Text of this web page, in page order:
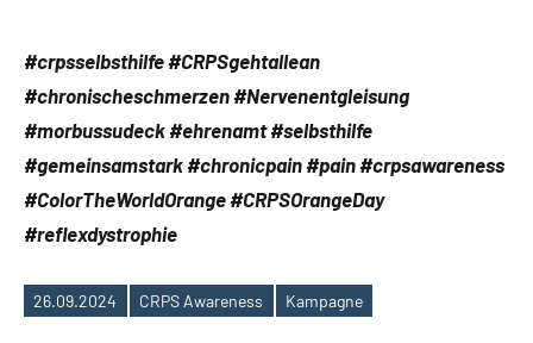
#crpsselbsthilfe #CRPSgehtallean
#chronischeschmerzen #Nervenentgleisung
#morbussudeck #ehrenamt #selbsthilfe
#gemeinsamstark #chronicpain #pain #crpsawareness
#ColorTheWorldOrange #CRPSOrangeDay
#reflexdystrophie
Schlagwörter
26.09.2024 CRPS Awareness Kampagne